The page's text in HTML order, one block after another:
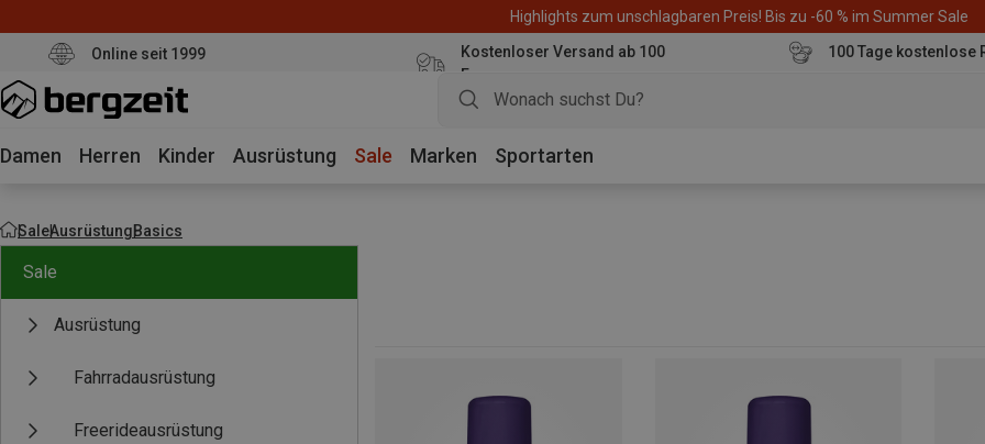
Highlights zum unschlagbaren Preis! Bis zu -60 % im Summer Sale
Online seit 1999
Kostenloser Versand ab 100
Euro
100 Tage kostenlose
Damen Herren Kinder Ausrüstung Sale Marken Sportarten
SaleAusrüstungBasics
Sale
Ausrüstung
Fahrradausrüstung
Freerideausrüstung